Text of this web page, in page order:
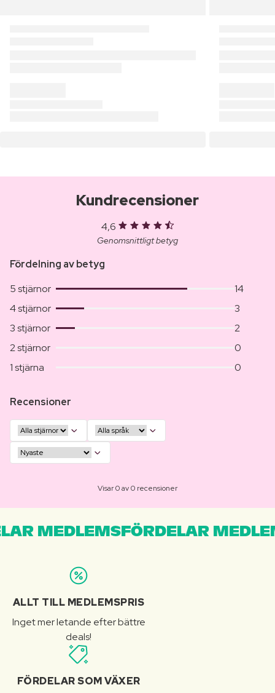
Kundrecensioner
4,6
Genomsnittligt betyg
Fördelning av betyg
5 stjärnor
14
4 stjärnor
3
3 stjärnor
2
2 stjärnor
0
1 stjärna
0
Recensioner
Visar 0 av 0 recensioner
MEDLEMSFÖRDELAR
ALLT TILL MEDLEMSPRIS
Inget mer letande efter bättre
deals!
FÖRDELAR SOM VÄXER